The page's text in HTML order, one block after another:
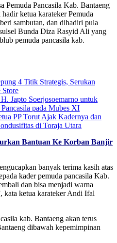
Pemuda Pancasila Kab. Bantaeng
ketua karateker Pemuda
sambutan, dan dihadiri pula
Bunda Diza Rasyid Ali yang
pemuda pancasila kab.
4 Titik Strategis, Serukan
Japto Soerjosoemarno untuk
pada Mubes XI
PP Torut Ajak Kadernya dan
di Toraja Utara
Bantuan Ke Korban Banjir
banyak terima kasih atas
kader pemuda pancasila Kab.
dan bisa menjadi warna
kata ketua karateker Andi Ifal
kab. Bantaeng akan terus
dibawah kepemimpinan